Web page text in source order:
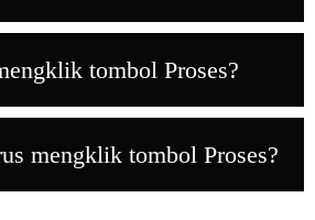
tombol Proses?
mengklik tombol Proses?